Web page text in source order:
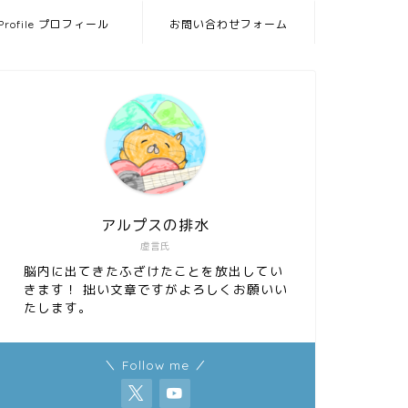
プロフィール お問い合わせフォーム
虚言氏
アルプスの排水
脳内に出てきたふざけたことを放出してい
きます！ 拙い文章ですがよろしくお願いい
たします。
＼ Follow me ／